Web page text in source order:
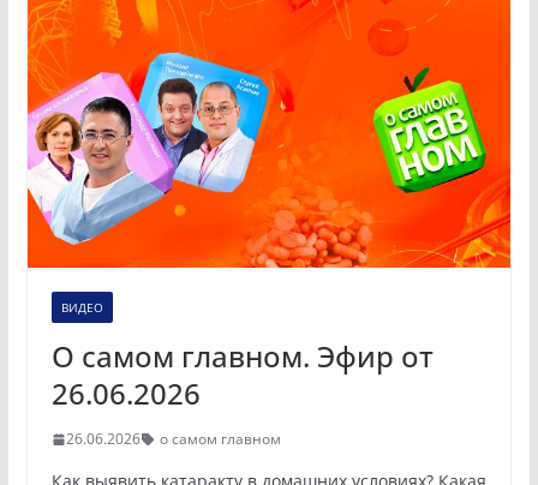
ВИДЕО
О самом главном. Эфир от
26.06.2026
26.06.2026 о самом главном